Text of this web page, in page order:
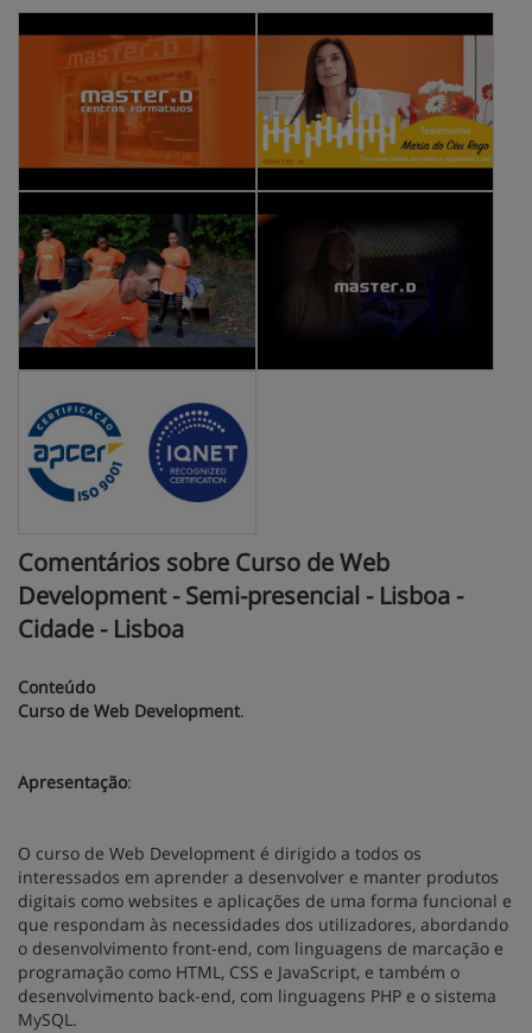
Comentários sobre Curso de Web
Development - Semi-presencial - Lisboa -
Cidade - Lisboa
Conteúdo
Curso de Web Development.
Apresentação:
O curso de Web Development é dirigido a todos os
interessados em aprender a desenvolver e manter produtos
digitais como websites e aplicações de uma forma funcional e
que respondam às necessidades dos utilizadores, abordando
o desenvolvimento front-end, com linguagens de marcação e
programação como HTML, CSS e JavaScript, e também o
desenvolvimento back-end, com linguagens PHP e o sistema
MySQL.